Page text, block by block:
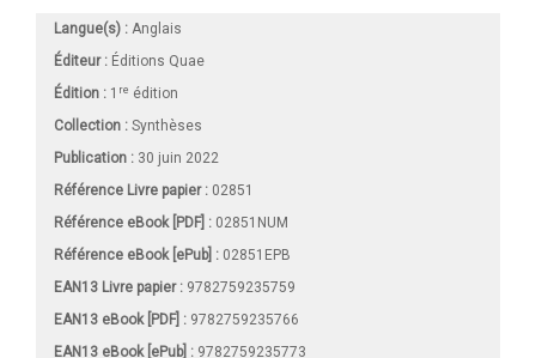
Langue(s) : Anglais
Éditeur : Éditions Quae
Édition : 1 re édition
Collection : Synthèses
Publication : 30 juin 2022
Référence Livre papier : 02851
Référence eBook [PDF] : 02851NUM
Référence eBook [ePub] : 02851EPB
EAN13 Livre papier : 9782759235759
EAN13 eBook [PDF] : 9782759235766
EAN13 eBook [ePub] : 9782759235773